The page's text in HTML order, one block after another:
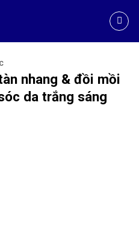
nhang & đồi mồi
da trắng sáng